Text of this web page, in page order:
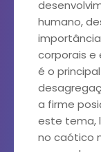
humano,
corporais e
é o
a firme
este tema,
no caótico